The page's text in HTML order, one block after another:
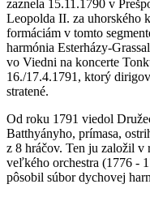
zaznela 15.11.1790 v
Leopolda II. za uhorského
formáciám v tomto
harmónia Esterházy-
vo Viedni na koncerte
16./17.4.1791, ktorý
stratené.
Od roku 1791 viedol
Batthyányho, prímasa,
z 8 hráčov. Ten ju založil
veľkého orchestra (1776 -
pôsobil súbor dychovej